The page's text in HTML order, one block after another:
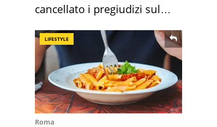
cancellato i pregiudizi sul
LIFESTYLE
Roma